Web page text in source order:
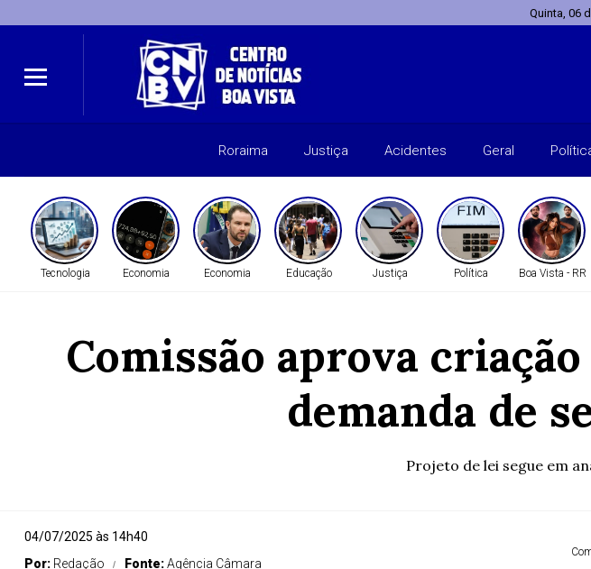
Quinta, 06
Roraima Justiça Acidentes Geral
Tecnologia Economia Economia Educação Justiça Política Boa Vista - RR
Comissão aprova
demanda de
Projeto de lei segue em
04/07/2025 às 14h40
Por: Redação Fonte:Agência Câmara